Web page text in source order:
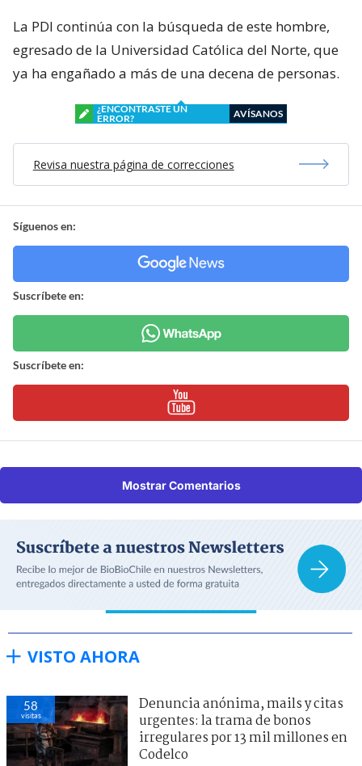
La PDI continúa con la búsqueda de este hombre,
egresado de la Universidad Católica del Norte, que
ya ha engañado a más de una decena de personas.
¿ENCONTRASTE UN
ERROR?
AVÍSANOS
Revisa nuestra página de correcciones
Síguenos en:
Suscríbete en:
Suscríbete en:
Mostrar Comentarios
VISTO AHORA
58
visitas
Denuncia anónima, mails y citas
urgentes: la trama de bonos
irregulares por 13 mil millones en
Codelco